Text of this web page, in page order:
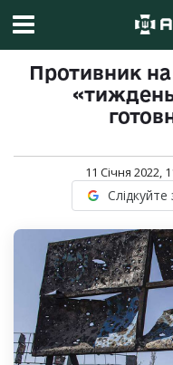
Противник
«тиждень
11 Січня 2022,